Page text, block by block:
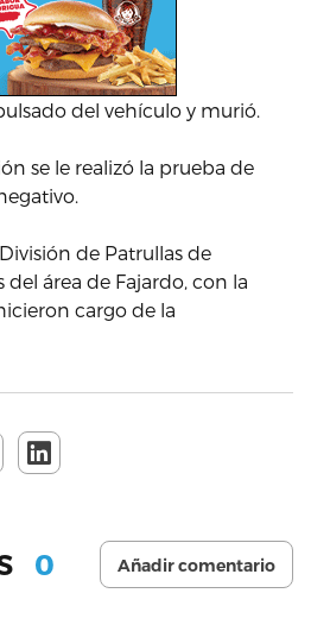
del vehículo y murió.
se le realizó la prueba de
de Patrullas de
del área de Fajardo, con la
cargo de la
0 Añadir comentario